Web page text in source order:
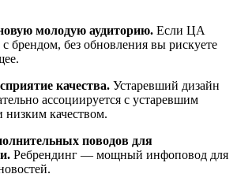
молодую аудиторию. Если ЦА
с брендом, без обновления вы рискуете
качества. Устаревший дизайн
ассоциируется с устаревшим
низким качеством.
поводов для
Ребрендинг — мощный инфоповод для